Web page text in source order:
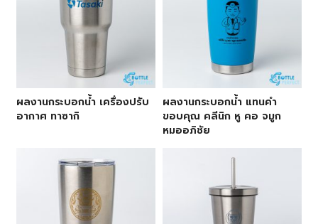
ผลงานกระบอกน้ำ เครื่องปรับ
อากาศ ทาซากิ
ผลงานกระบอกน้ำ แทนคำ
ขอบคุณ คลีนิก หู คอ จมูก
หมออภิชัย